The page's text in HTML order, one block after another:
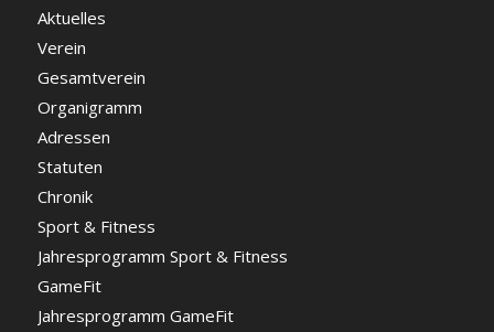
Aktuelles
Verein
Gesamtverein
Organigramm
Adressen
Statuten
Chronik
Sport & Fitness
Jahresprogramm Sport & Fitness
GameFit
Jahresprogramm GameFit